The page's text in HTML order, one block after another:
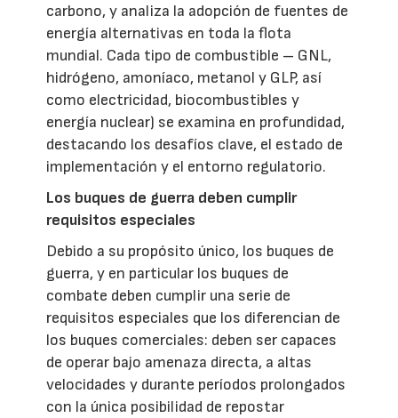
carbono, y analiza la adopción de fuentes de
energía alternativas en toda la flota
mundial. Cada tipo de combustible – GNL,
hidrógeno, amoníaco, metanol y GLP, así
como electricidad, biocombustibles y
energía nuclear) se examina en profundidad,
destacando los desafíos clave, el estado de
implementación y el entorno regulatorio.
Los buques de guerra deben cumplir
requisitos especiales
Debido a su propósito único, los buques de
guerra, y en particular los buques de
combate deben cumplir una serie de
requisitos especiales que los diferencian de
los buques comerciales: deben ser capaces
de operar bajo amenaza directa, a altas
velocidades y durante períodos prolongados
con la única posibilidad de repostar